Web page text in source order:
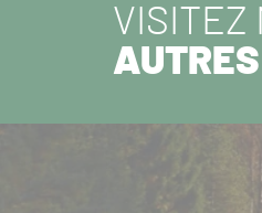
VISITEZ